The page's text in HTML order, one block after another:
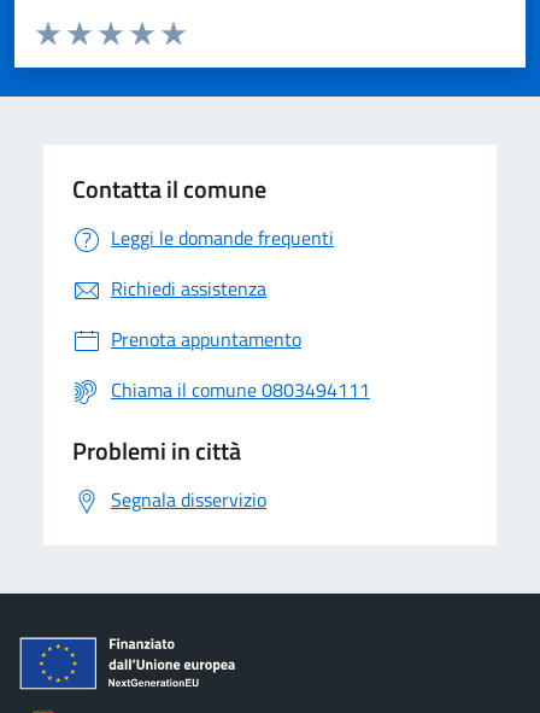
Valuta da 1 a 5 stelle la pagina
Valuta 5 stelle su 5
Valuta 4 stelle su 5
Valuta 3 stelle su 5
Valuta 2 stelle su 5
Valuta 1 stelle su 5
Contatta il comune
Leggi le domande frequenti
Richiedi assistenza
Prenota appuntamento
Chiama il comune 0803494111
Problemi in città
Segnala disservizio